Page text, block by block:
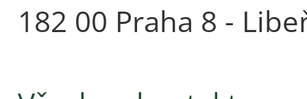
182 00 Praha 8 -